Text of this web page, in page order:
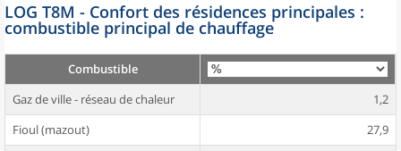
LOG T8M - Confort des résidences principales :
combustible principal de chauffage
Combustible
Gaz de ville - réseau de chaleur
1,2
Fioul (mazout)
27,9